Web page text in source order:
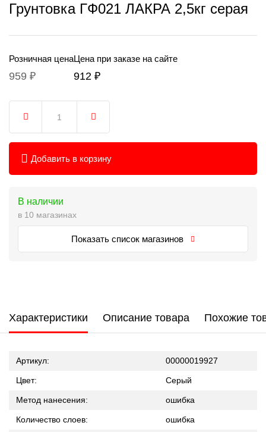
Грунтовка ГФ021 ЛАКРА 2,5кг серая
Розничная цена
959 ₽
Цена при заказе на сайте
912 ₽
Добавить в корзину
В наличии
в 10 магазинах
Показать список магазинов
Характеристики Описание товара Похожие
Артикул: 00000019927
Цвет: Серый
Метод нанесения: ошибка
Количество слоев: ошибка